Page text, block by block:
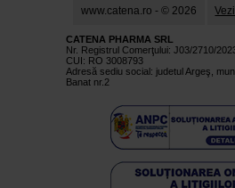
www.catena.ro - © 2026
CATENA PHARMA SRL
Nr. Registrul Comerţului: J03/2710/
CUI: RO 3008793
Adresă sediu social: judetul Argeş,
Banat nr.2